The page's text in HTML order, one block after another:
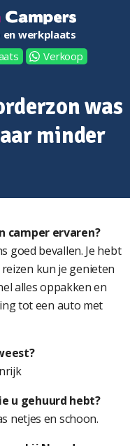
en werkplaats
Verkoop
was
minder
camper ervaren?
goed bevallen. Je hebt
kun je genieten
alles oppakken en
tot een auto met
u gehuurd hebt?
netjes en schoon.